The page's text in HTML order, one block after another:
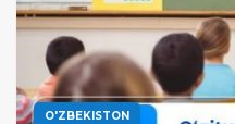
O'ZBEKISTON